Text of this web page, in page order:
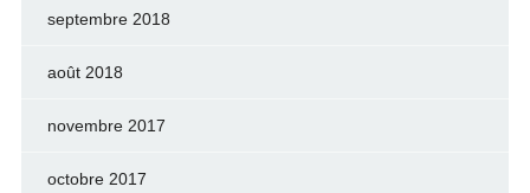
septembre 2018
août 2018
novembre 2017
octobre 2017